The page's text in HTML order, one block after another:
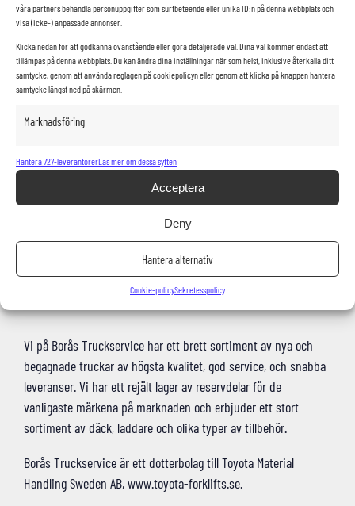
våra partners behandla personuppgifter som surfbeteende eller unika ID:n på denna webbplats och
visa (icke-) anpassade annonser.
Klicka nedan för att godkänna ovanstående eller göra detaljerade val. Dina val kommer endast att
tillämpas på denna webbplats. Du kan ändra dina inställningar när som helst, inklusive återkalla ditt
samtycke, genom att använda reglagen på cookiepolicyn eller genom att klicka på knappen hantera
samtycke längst ned på skärmen.
Marknadsföring
Hantera 727-leverantörerLäs mer om dessa syften
Acceptera
Deny
Hantera alternativ
Cookie-policySekretesspolicy
E-post
Telefon
Vi på Borås Truckservice har ett brett sortiment av nya och
begagnade truckar av högsta kvalitet, god service, och snabba
leveranser. Vi har ett rejält lager av reservdelar för de
vanligaste märkena på marknaden och erbjuder ett stort
sortiment av däck, laddare och olika typer av tillbehör.
Borås Truckservice är ett dotterbolag till Toyota Material
Handling Sweden AB, www.toyota-forklifts.se.